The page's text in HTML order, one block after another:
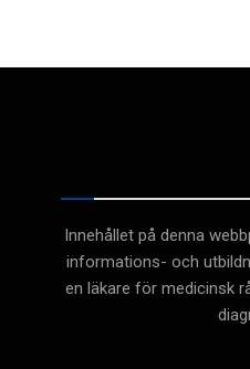
Innehållet på denna
informations- och
en läkare för medicinsk